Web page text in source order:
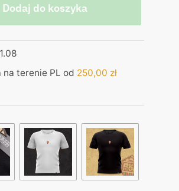
Dodaj do koszyka
terenie PL od 250,00 zł